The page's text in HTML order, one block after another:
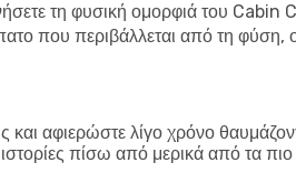
τη φυσική ομορφιά του Cabin
που περιβάλλεται από τη φύση,
και αφιερώστε λίγο χρόνο
πίσω από μερικά από τα πιο